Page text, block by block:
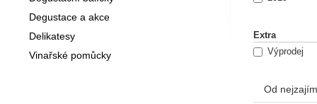
Filosofie
Pojďte s
Extra
Výprodej
Od
Degustace a akce
Delikatesy
Vinařské pomůcky